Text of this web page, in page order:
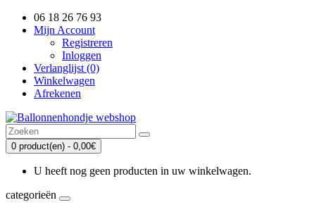
06 18 26 76 93
Mijn Account
Registreren
Inloggen
Verlanglijst (0)
Winkelwagen
Afrekenen
0 product(en) - 0,00€
U heeft nog geen producten in uw winkelwagen.
categorieën